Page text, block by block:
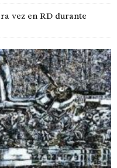
vez en RD durante